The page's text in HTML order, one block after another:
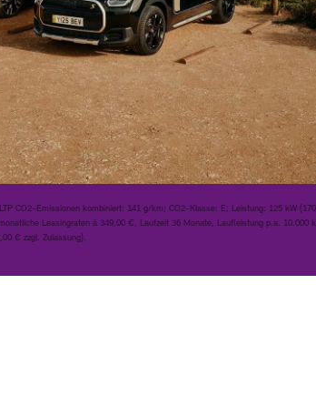
CO2-Emissionen kombiniert: 141 g/km; CO2-Klasse: E; Leistung: 125 kW
Leasingraten à 349,00 €, Laufzeit 36 Monate, Laufleistung p.a.
€ zzgl. Zulassung)​.